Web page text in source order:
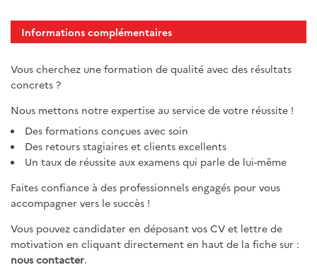
Informations complémentaires
Vous cherchez une formation de qualité avec des résultats
concrets ?
Nous mettons notre expertise au service de votre réussite !
Des formations conçues avec soin
Des retours stagiaires et clients excellents
Un taux de réussite aux examens qui parle de lui-même
Faites confiance à des professionnels engagés pour vous
accompagner vers le succès !
Vous pouvez candidater en déposant vos CV et lettre de
motivation en cliquant directement en haut de la fiche sur :
nous contacter.